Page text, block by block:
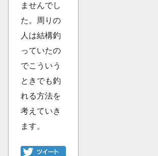
ませんでし
た。周りの
人は結構釣
っていたの
でこういう
ときでも釣
れる方法を
考えていき
ます。